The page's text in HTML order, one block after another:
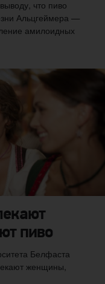
что пиво
Альцгеймера —
амилоидных
пиво
Белфаста
женщины,